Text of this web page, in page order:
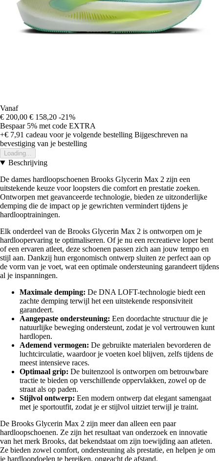
Vanaf
€ 200,00 € 158,20 -21%
Bespaar 5% met code EXTRA
+€ 7,91 cadeau voor je volgende bestelling Bijgeschreven na
bevestiging van je bestelling
Loading...
Beschrijving
De dames hardloopschoenen Brooks Glycerin Max 2 zijn een
uitstekende keuze voor loopsters die comfort en prestatie zoeken.
Ontworpen met geavanceerde technologie, bieden ze uitzonderlijke
demping die de impact op je gewrichten vermindert tijdens je
hardlooptrainingen.
Elk onderdeel van de Brooks Glycerin Max 2 is ontworpen om je
hardloopervaring te optimaliseren. Of je nu een recreatieve loper bent
of een ervaren atleet, deze schoenen passen zich aan jouw tempo en
stijl aan. Dankzij hun ergonomisch ontwerp sluiten ze perfect aan op
de vorm van je voet, wat een optimale ondersteuning garandeert tijdens
al je inspanningen.
Maximale demping: De DNA LOFT-technologie biedt een
zachte demping terwijl het een uitstekende responsiviteit
garandeert.
Aangepaste ondersteuning: Een doordachte structuur die je
natuurlijke beweging ondersteunt, zodat je vol vertrouwen kunt
hardlopen.
Ademend vermogen: De gebruikte materialen bevorderen de
luchtcirculatie, waardoor je voeten koel blijven, zelfs tijdens de
meest intensieve races.
Optimaal grip: De buitenzool is ontworpen om betrouwbare
tractie te bieden op verschillende oppervlakken, zowel op de
straat als op paden.
Stijlvol ontwerp: Een modern ontwerp dat elegant samengaat
met je sportoutfit, zodat je er stijlvol uitziet terwijl je traint.
De Brooks Glycerin Max 2 zijn meer dan alleen een paar
hardloopschoenen. Ze zijn het resultaat van onderzoek en innovatie
van het merk Brooks, dat bekendstaat om zijn toewijding aan atleten.
Ze bieden zowel comfort, ondersteuning als prestatie, en helpen je om
je hardloopdoelen te bereiken, ongeacht de afstand.